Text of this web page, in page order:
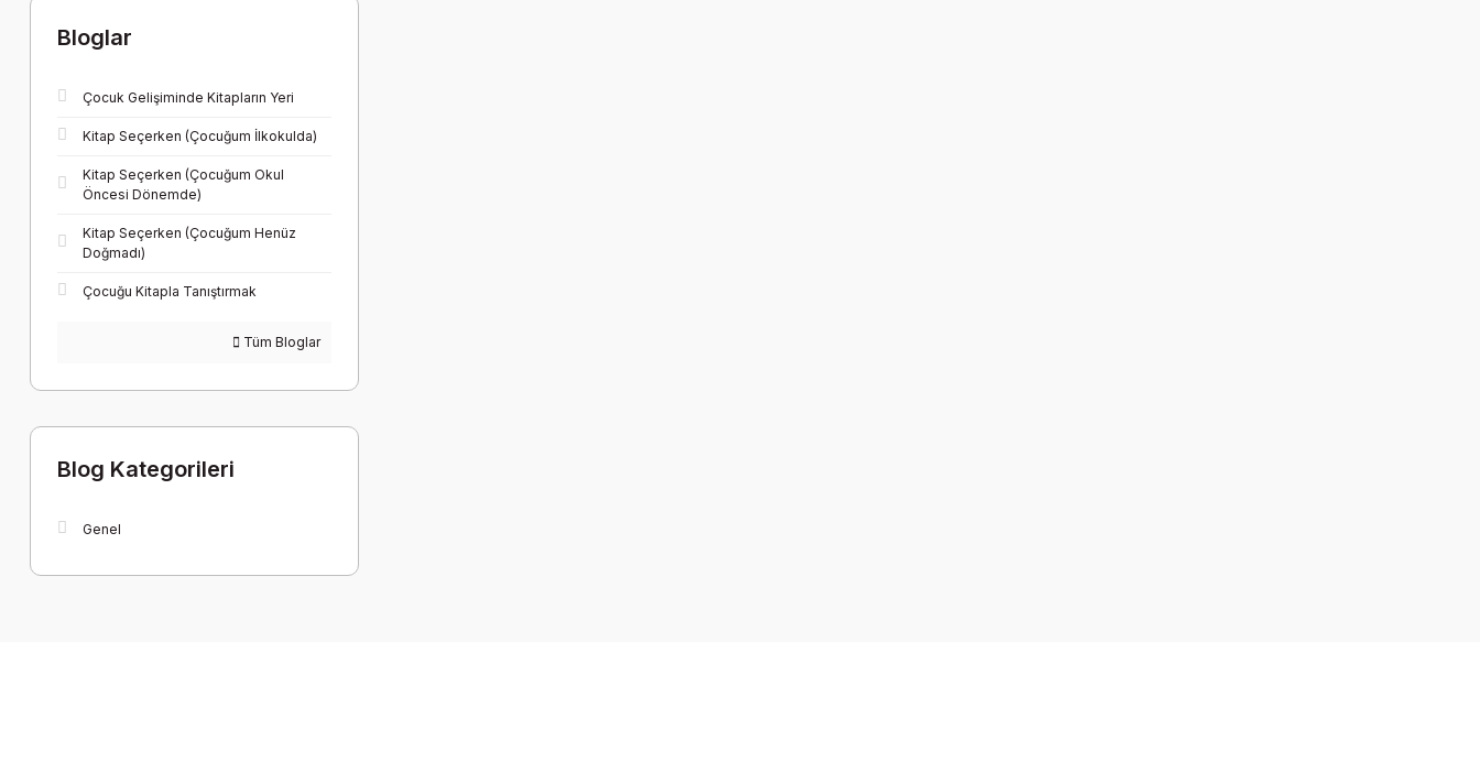
Bloglar
Çocuk Gelişiminde Kitapların Yeri
Kitap Seçerken (Çocuğum İlkokulda)
Kitap Seçerken (Çocuğum Okul
Öncesi Dönemde)
Kitap Seçerken (Çocuğum Henüz
Doğmadı)
Çocuğu Kitapla Tanıştırmak
Tüm Bloglar
Blog Kategorileri
Genel